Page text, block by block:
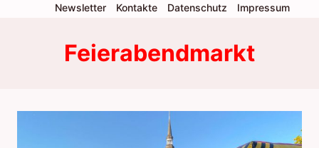
Newsletter
Kontakte Datenschutz Impressum
Feierabendmarkt